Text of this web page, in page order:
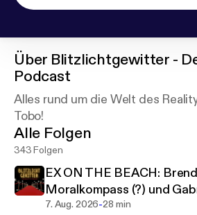
Über Blitzlichtgewitter -
Podcast
Alles rund um die Welt des
Tobo!
Alle Folgen
343 Folgen
EX ON THE BEACH:
Moralkompass (?) und
Ex Chris Broy aus!
7. Aug. 2026-28 min